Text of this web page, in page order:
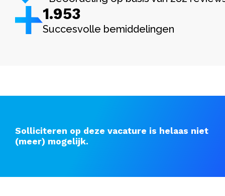
1.982
Succesvolle bemiddelingen
Solliciteren op deze vacature is helaas niet
(meer) mogelijk.